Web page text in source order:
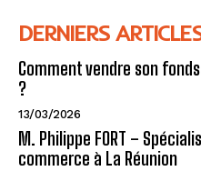
DERNIERS
Comment vendre son
?
13/03/2026
M. Philippe FORT –
commerce à La Réunion